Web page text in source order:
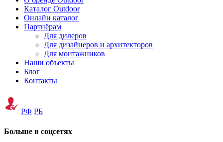
Каталог Outdoor
Онлайн каталог
Партнёрам
Для дилеров
Для дизайнеров и архитекторов
Для монтажников
Наши объекты
Блог
Контакты
РФ РБ
Больше в соцсетях